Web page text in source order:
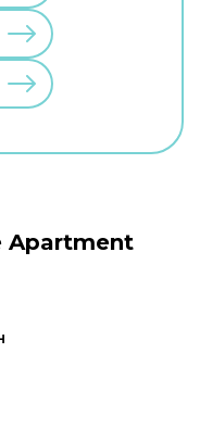
Apartment